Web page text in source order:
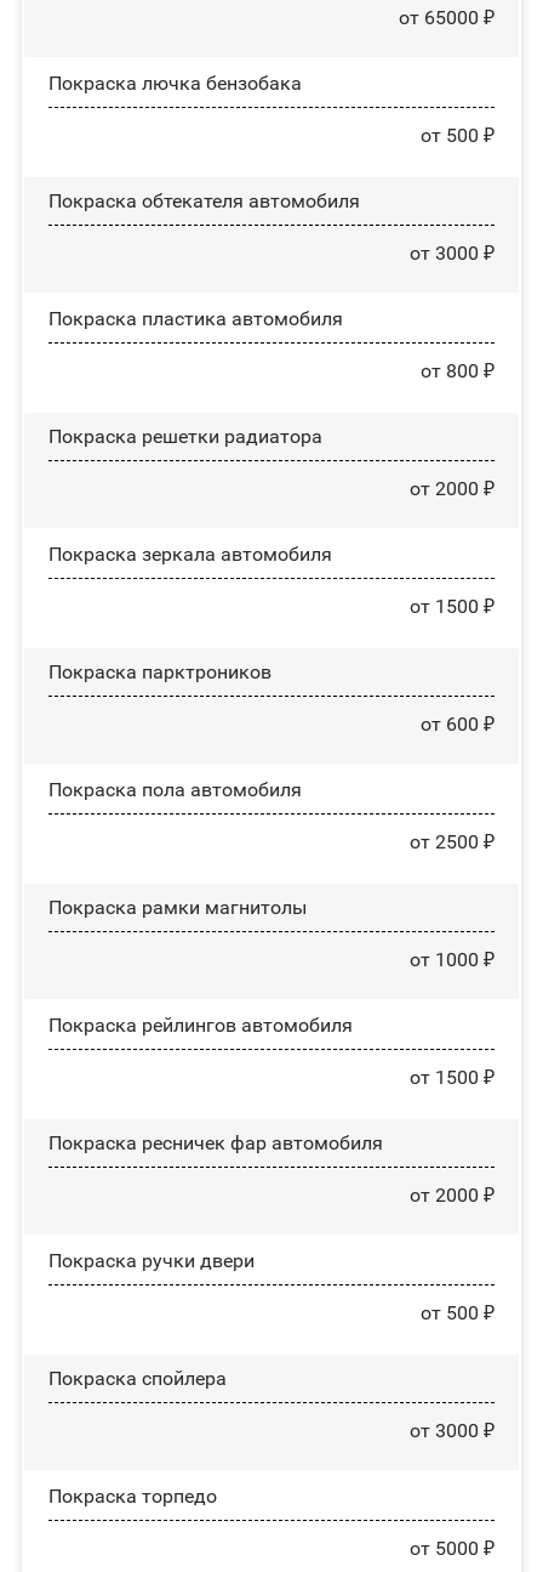
от 65000 ₽
Покраска лючка бензобака
от 500 ₽
Покраска обтекателя автомобиля
от 3000 ₽
Покраска пластика автомобиля
от 800 ₽
Покраска решетки радиатора
от 2000 ₽
Покраска зеркала автомобиля
от 1500 ₽
Покраска парктроников
от 600 ₽
Покраска пола автомобиля
от 2500 ₽
Покраска рамки магнитолы
от 1000 ₽
Покраска рейлингов автомобиля
от 1500 ₽
Покраска ресничек фар автомобиля
от 2000 ₽
Покраска ручки двери
от 500 ₽
Покраска спойлера
от 3000 ₽
Покраска торпедо
от 5000 ₽